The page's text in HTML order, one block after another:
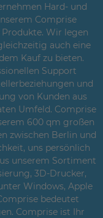
Hard- und
Comprise
Wir legen
auch eine
Kauf zu bieten.
Support
und
von Kunden aus
Umfeld. Comprise
600 qm großen
zwischen Berlin und
uns persönlich
unserem Sortiment
3D-Drucker,
Windows, Apple
bedeutet
Comprise ist Ihr